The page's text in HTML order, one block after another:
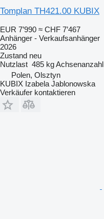
Tomplan TH421.00 KUBIX
EUR 7’990 ≈ CHF 7’467
Anhänger - Verkaufsanhänger
2026
Zustand neu
Nutzlast 485 kgAchsenanzahl
Polen, Olsztyn
KUBIX Izabela Jablonowska
Verkäufer kontaktieren